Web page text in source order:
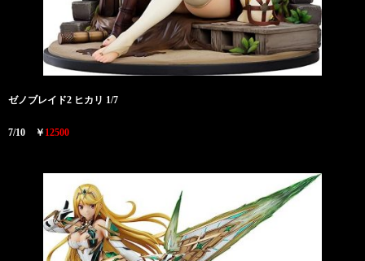
ゼノブレイド2 ヒカリ 1/7
7/10 ￥ 12500